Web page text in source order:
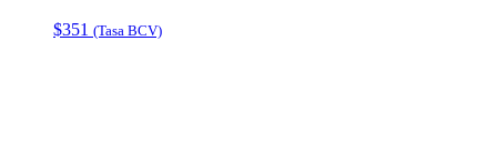
$351 (Tasa BCV)